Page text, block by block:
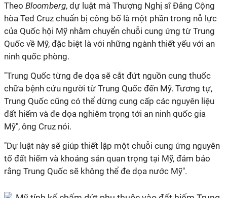
Theo Bloomberg, dự luật mà Thượng Nghị sĩ Đảng Cộng
hòa Ted Cruz chuẩn bị công bố là một phần trong nỗ lực
của Quốc hội Mỹ nhằm chuyển chuỗi cung ứng từ Trung
Quốc về Mỹ, đặc biệt là với những ngành thiết yếu với an
ninh quốc phòng.
"Trung Quốc từng đe dọa sẽ cắt đứt nguồn cung thuốc
chữa bệnh cứu người từ Trung Quốc đến Mỹ. Tương tự,
Trung Quốc cũng có thể dừng cung cấp các nguyên liệu
đất hiếm và đe dọa nghiêm trọng tới an ninh quốc gia
Mỹ", ông Cruz nói.
"Dự luật này sẽ giúp thiết lập một chuỗi cung ứng nguyên
tố đất hiếm và khoáng sản quan trọng tại Mỹ, đảm bảo
rằng Trung Quốc sẽ không thể đe dọa nước Mỹ".